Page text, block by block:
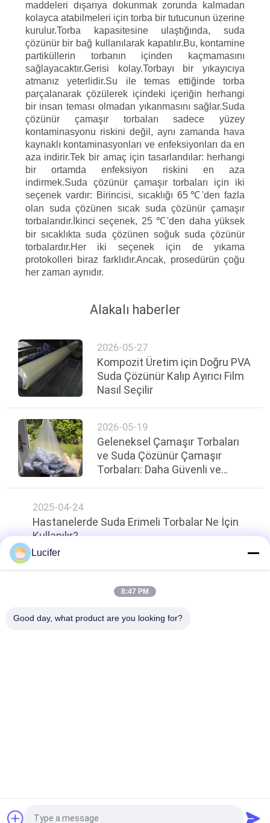
maddeleri dışarıya dokunmak zorunda kalmadan
kolayca atabilmeleri için torba bir tutucunun üzerine
kurulur.Torba kapasitesine ulaştığında, suda
çözünür bir bağ kullanılarak kapatılır.Bu, kontamine
partiküllerin torbanın içinden kaçmamasını
sağlayacaktır.Gerisi kolay.Torbayı bir yıkayıcıya
atmanız yeterlidir.Su ile temas ettiğinde torba
parçalanarak çözülerek içindeki içeriğin herhangi
bir insan teması olmadan yıkanmasını sağlar.Suda
çözünür çamaşır torbaları sadece yüzey
kontaminasyonu riskini değil, aynı zamanda hava
kaynaklı kontaminasyonları ve enfeksiyonları da en
aza indirir.Tek bir amaç için tasarlandılar: herhangi
bir ortamda enfeksiyon riskini en aza
indirmek.Suda çözünür çamaşır torbaları için iki
seçenek vardır: Birincisi, sıcaklığı 65℃'den fazla
olan suda çözünen sıcak suda çözünür çamaşır
torbalarıdır.İkinci seçenek, 25 ℃'den daha yüksek
bir sıcaklıkta suda çözünen soğuk suda çözünür
torbalardır.Her iki seçenek için de yıkama
protokolleri biraz farklıdır.Ancak, prosedürün çoğu
her zaman aynıdır.
Alakalı haberler
2026-05-27
Kompozit Üretim için Doğru PVA
Suda Çözünür Kalıp Ayırıcı Film
Nasıl Seçilir
2026-05-19
Geleneksel Çamaşır Torbaları
ve Suda Çözünür Çamaşır
Torbaları: Daha Güvenli ve
2025-04-24
Hastanelerde Suda Erimeli Torbalar Ne İçin
Kullanılır?
Sayfanın Üstü
Lucifer
8:47 PM
Good day, what product are you looking for?